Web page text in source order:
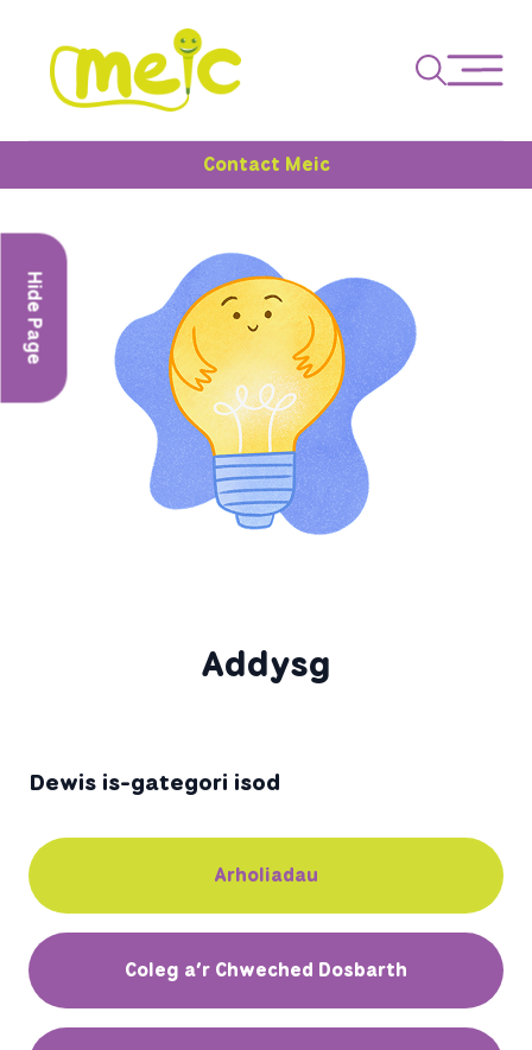
Contact Meic
Hide Page
Addysg
Dewis is-gategori isod
Arholiadau
Coleg a’r Chweched Dosbarth